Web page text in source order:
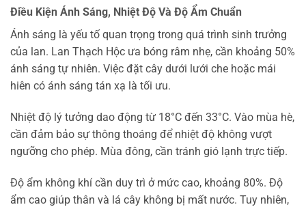
Điều Kiện Ánh Sáng, Nhiệt Độ Và Độ Ẩm Chuẩn
Ánh sáng là yếu tố quan trọng trong quá trình sinh trưởng
của lan. Lan Thạch Hộc ưa bóng râm nhẹ, cần khoảng 50%
ánh sáng tự nhiên. Việc đặt cây dưới lưới che hoặc mái
hiên có ánh sáng tán xạ là tối ưu.
Nhiệt độ lý tưởng dao động từ 18°C đến 33°C. Vào mùa hè,
cần đảm bảo sự thông thoáng để nhiệt độ không vượt
ngưỡng cho phép. Mùa đông, cần tránh gió lạnh trực tiếp.
Độ ẩm không khí cần duy trì ở mức cao, khoảng 80%. Độ
ẩm cao giúp thân và lá cây không bị mất nước. Tuy nhiên,